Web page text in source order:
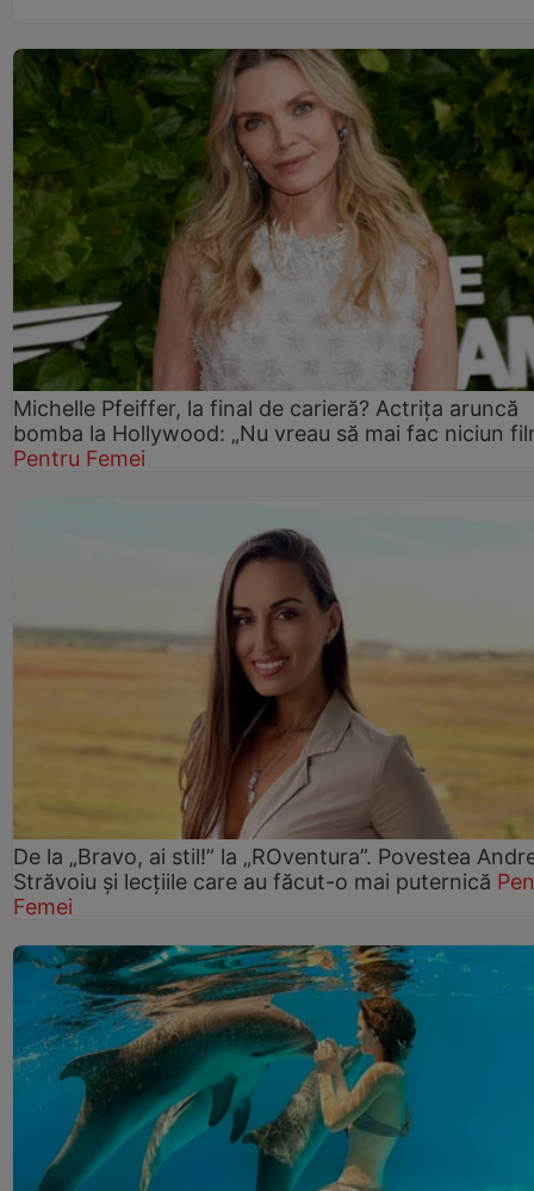
Michelle Pfeiffer, la final de carieră? Actrița aruncă
bomba la Hollywood: „Nu vreau să mai fac niciun
Pentru Femei
De la „Bravo, ai stil!” la „ROventura”. Povestea
Străvoiu și lecțiile care au făcut-o mai puternică
Femei